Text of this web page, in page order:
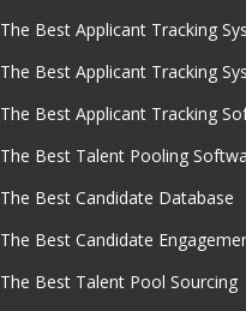
The Best Applicant Tracking
The Best Applicant Tracking
The Best Applicant Tracking
The Best Talent Pooling
The Best Candidate Database
The Best Candidate
The Best Talent Pool Sourcing